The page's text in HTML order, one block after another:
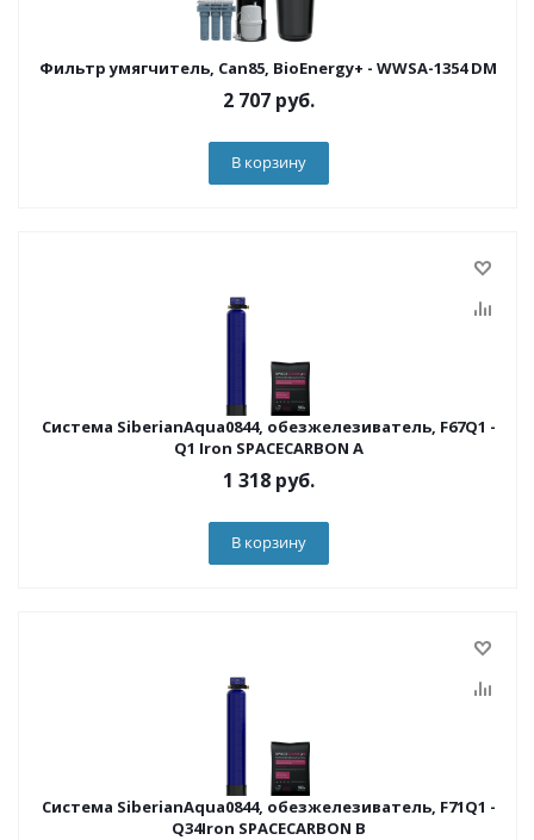
Фильтр умягчитель, Can85, BioEnergy+ - WWSA-1354 DM
2 707руб.
В корзину
Система SiberianAqua0844, обезжелезиватель, F67Q1 -
Q1 Iron SPACECARBON A
1 318руб.
В корзину
Система SiberianAqua0844, обезжелезиватель, F71Q1 -
Q34Iron SPACECARBON B